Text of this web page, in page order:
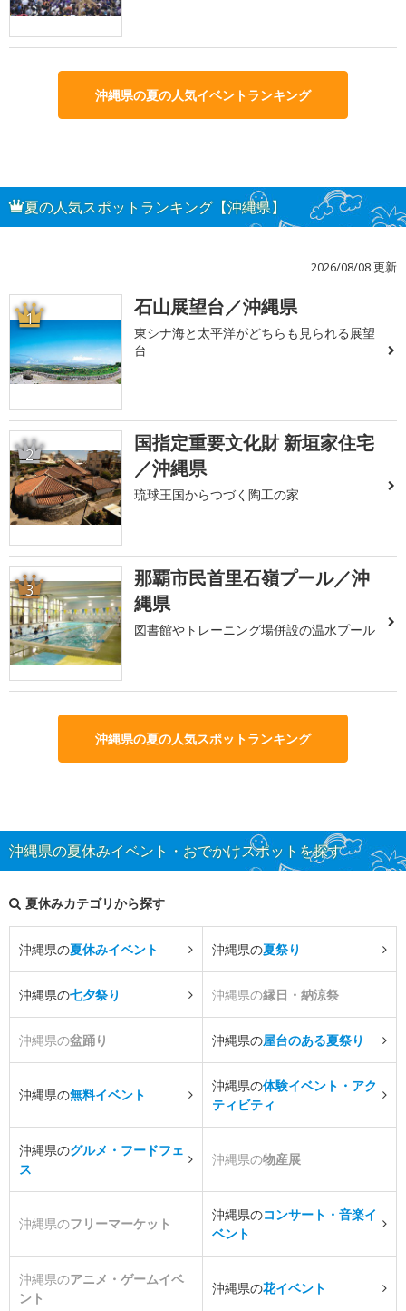
沖縄県の夏の人気イベントランキング
夏の人気スポットランキング【沖縄県】
2026/08/08 更新
1 石山展望台／沖縄県
東シナ海と太平洋がどちらも見られる展望
台
2
国指定重要文化財 新垣家住宅
／沖縄県
琉球王国からつづく陶工の家
3
那覇市民首里石嶺プール／沖
縄県
図書館やトレーニング場併設の温水プール
沖縄県の夏の人気スポットランキング
沖縄県の夏休みイベント・おでかけスポットを探す
夏休みカテゴリから探す
沖縄県の夏休みイベント 沖縄県の夏祭り
沖縄県の七夕祭り 沖縄県の縁日・納涼祭
沖縄県の盆踊り 沖縄県の屋台のある夏祭り
沖縄県の無料イベント
沖縄県の体験イベント・アク
ティビティ
沖縄県のグルメ・フードフェ
ス
沖縄県の物産展
沖縄県のフリーマーケット
沖縄県のコンサート・音楽イ
ベント
沖縄県のアニメ・ゲームイベ
ント
沖縄県の花イベント